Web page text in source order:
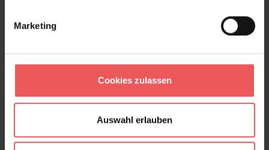
Marketing
Cookies zulassen
Auswahl erlauben
FAQ
Sie haben Fragen zum Produkt?
+49 (0)221 932 81 82